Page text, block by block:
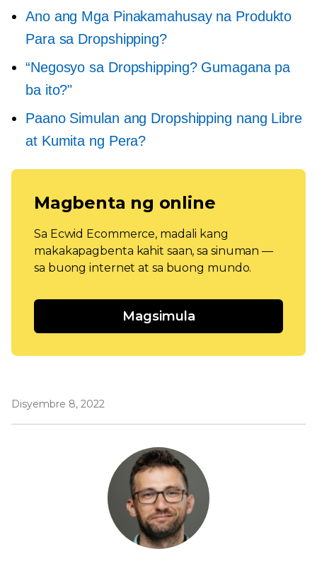
Ano ang Mga Pinakamahusay na Produkto
Para sa Dropshipping?
“Negosyo sa Dropshipping? Gumagana pa
ba ito?"
Paano Simulan ang Dropshipping nang Libre
at Kumita ng Pera?
Magbenta ng online
Sa Ecwid Ecommerce, madali kang
makakapagbenta kahit saan, sa sinuman —
sa buong internet at sa buong mundo.
Magsimula
Disyembre 8, 2022